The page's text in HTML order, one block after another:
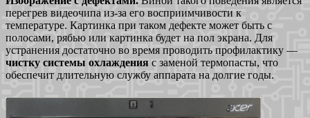
перегрев видеочипа из-за его восприимчивости к
температуре. Картинка при таком дефекте может быть с
полосами, рябью или картинка будет на пол экрана. Для
устранения достаточно во время проводить профилактику —
чистку системы охлаждения с заменой термопасты, что
обеспечит длительную службу аппарата на долгие годы.